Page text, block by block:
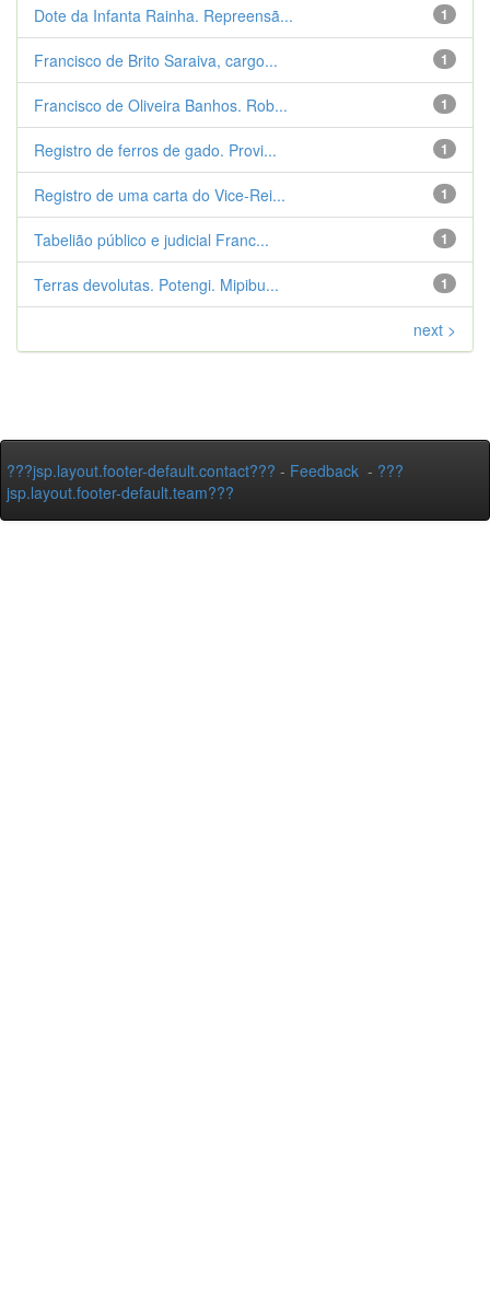
1
Dote da Infanta Rainha. Repreensã...
1
Francisco de Brito Saraiva, cargo...
1
Francisco de Oliveira Banhos. Rob...
1
Registro de ferros de gado. Provi...
1
Registro de uma carta do Vice-Rei...
1
Tabelião público e judicial Franc...
1
Terras devolutas. Potengi. Mipibu...
next >
???jsp.layout.footer-default.contact??? - Feedback - ???
jsp.layout.footer-default.team???